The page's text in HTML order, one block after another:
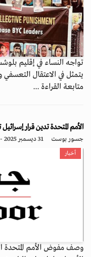
تواجه النساء في إقليم
يتمثل في الاعتقال
متابعة القراءة ...
الأمم المتحدة تدين قرار
جسور بوست 31 ديسمبر 2025 - 17:10
أخبار
وصف مفوض الأمم المتحدة